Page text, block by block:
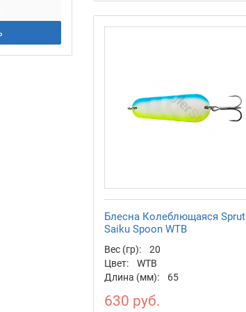
Блесна Колеблющаяся Sprut
Saiku Spoon WTB
Вес (гр):
20
Цвет:
WTB
Длина (мм):
65
630 руб.